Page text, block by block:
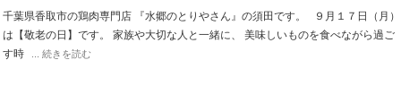
千葉県香取市の鶏肉専門店 『水郷のとりやさん』の須田です。 ９月１７日（月）
は【敬老の日】です。 家族や大切な人と一緒に、 美味しいものを食べながら過ご
す時
... 続きを読む